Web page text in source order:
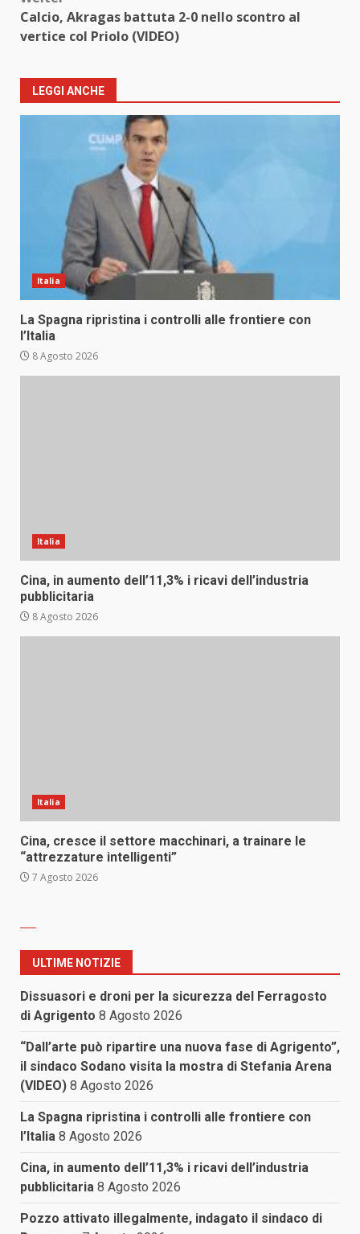
Calcio, Akragas battuta 2-0 nello scontro al
vertice col Priolo (VIDEO)
LEGGI ANCHE
Italia
La Spagna ripristina i controlli alle frontiere con
l’Italia
8 Agosto 2026
Italia
Cina, in aumento dell’11,3% i ricavi dell’industria
pubblicitaria
8 Agosto 2026
Italia
Cina, cresce il settore macchinari, a trainare le
“attrezzature intelligenti”
7 Agosto 2026
ULTIME NOTIZIE
Dissuasori e droni per la sicurezza del Ferragosto
di Agrigento 8 Agosto 2026
“Dall’arte può ripartire una nuova fase di Agrigento”,
il sindaco Sodano visita la mostra di Stefania Arena
(VIDEO) 8 Agosto 2026
La Spagna ripristina i controlli alle frontiere con
l’Italia 8 Agosto 2026
Cina, in aumento dell’11,3% i ricavi dell’industria
pubblicitaria 8 Agosto 2026
Pozzo attivato illegalmente, indagato il sindaco di